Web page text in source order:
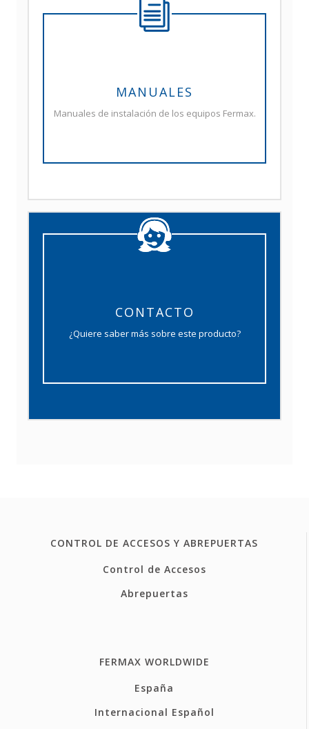
MANUALES
Manuales de instalación de los equipos Fermax.
CONTACTO
¿Quiere saber más sobre este producto?
CONTROL DE ACCESOS Y ABREPUERTAS
Control de Accesos
Abrepuertas
FERMAX WORLDWIDE
España
Internacional Español